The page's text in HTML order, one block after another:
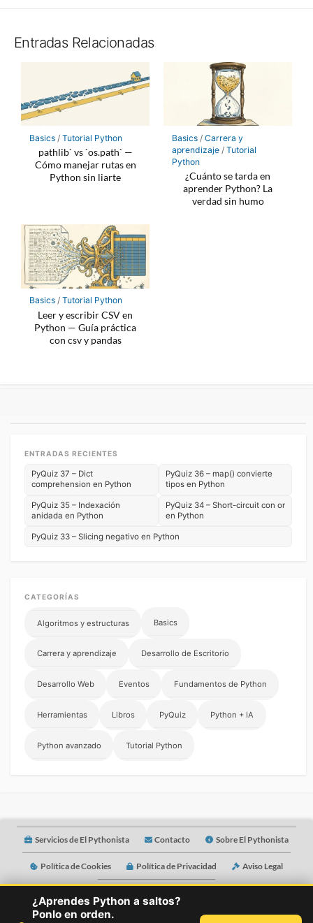
Entradas Relacionadas
Basics/ Tutorial Python
pathlib` vs `os.path` —
Cómo manejar rutas en
Python sin liarte
Basics/ Carrera y
aprendizaje/ Tutorial
Python
¿Cuánto se tarda en
aprender Python? La
verdad sin humo
Basics/ Tutorial Python
Leer y escribir CSV en
Python — Guía práctica
con csv y pandas
ENTRADAS RECIENTES
PyQuiz 37 – Dict
comprehension en Python
PyQuiz 36 – map() convierte
tipos en Python
PyQuiz 35 – Indexación
anidada en Python
PyQuiz 34 – Short-circuit con or
en Python
PyQuiz 33 – Slicing negativo en Python
CATEGORÍAS
Algoritmos y estructuras Basics
Carrera y aprendizaje Desarrollo de Escritorio
Desarrollo Web Eventos Fundamentos de Python
Herramientas Libros PyQuiz Python + IA
Python avanzado Tutorial Python
Servicios de El Pythonista Contacto Sobre El Pythonista
Política de Cookies Política de Privacidad Aviso Legal
¿Aprendes Python a saltos?
Ponlo en orden.